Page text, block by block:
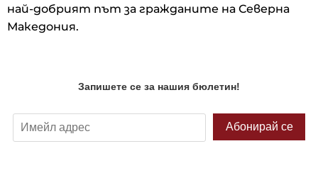
най-добрият път за гражданите на Северна
Македония.